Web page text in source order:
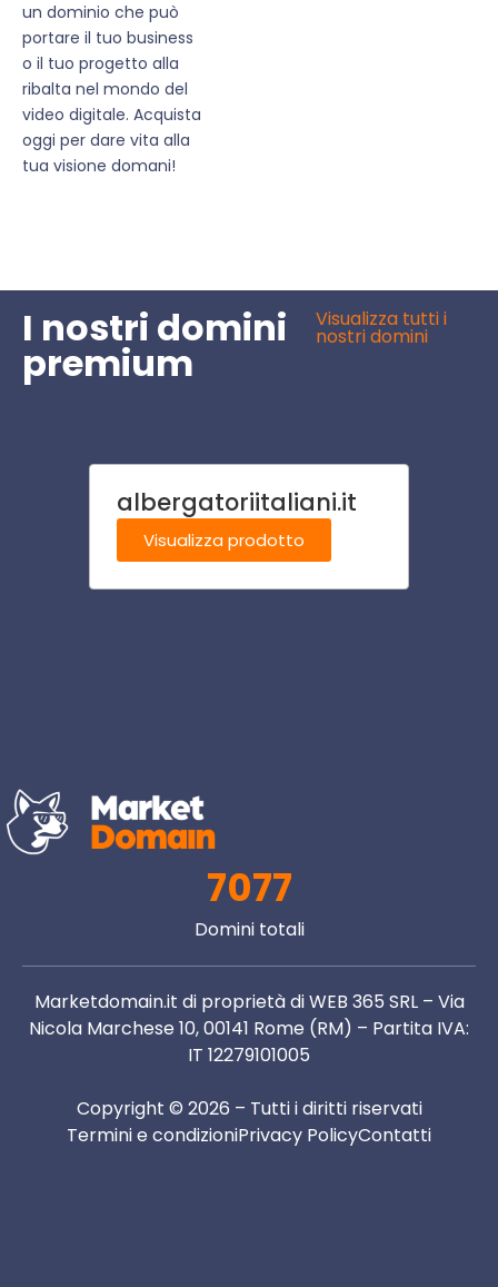
un dominio che può
portare il tuo business
o il tuo progetto alla
ribalta nel mondo del
video digitale. Acquista
oggi per dare vita alla
tua visione domani!
I nostri domini
premium
Visualizza tutti i
nostri domini
albergatoriitaliani.it
Visualizza prodotto
7077
Domini totali
Marketdomain.it di proprietà di WEB 365 SRL – Via
Nicola Marchese 10, 00141 Rome (RM) – Partita IVA:
IT 12279101005
Copyright © 2026 – Tutti i diritti riservati
Termini e condizioniPrivacy PolicyContatti